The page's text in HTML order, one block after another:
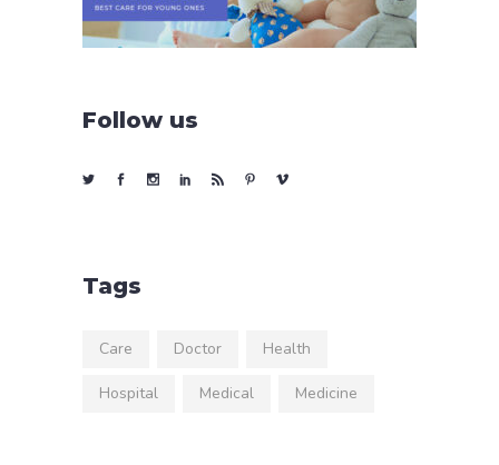
Follow us
Tags
Care Doctor Health
Hospital Medical Medicine